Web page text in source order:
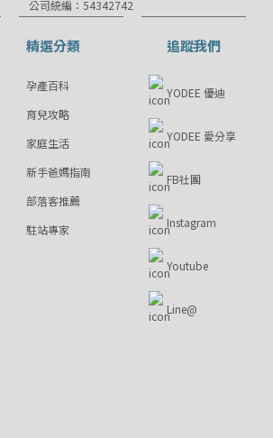
公司統編：54342742
精選分類
孕產百科
育兒攻略
家庭生活
新手爸媽指南
部落客推薦
駐站專家
追蹤我們
YODEE 優迪
YODEE 愛分享
FB社團
Instagram
Youtube
Line@